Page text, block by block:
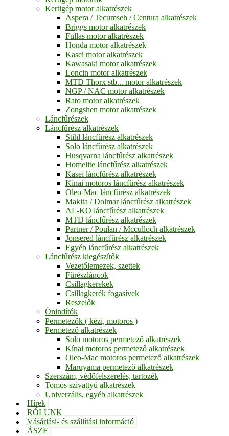
Kertigép motor alkatrészek
Aspera / Tecumseh / Centura alkatrészek
Briggs motor alkatrészek
Fullas motor alkatrészek
Honda motor alkatrészek
Kasei motor alkatrészek
Kawasaki motor alkatrészek
Loncin motor alkatrészek
MTD Thorx stb... motor alkatrészek
NGP / NAC motor alkatrészek
Rato motor alkatrészek
Zongshen motor alkatrészek
Láncfűrészek
Láncfűrész alkatrészek
Stihl láncfűrész alkatrészek
Solo láncfűrész alkatrészek
Husqvarna láncfűrész alkatrészek
Homelite láncfűrész alkatrészek
Kasei láncfűrész alkatrészek
Kinai motoros láncfűrész alkatrészek
Oleo-Mac láncfűrész alkatrészek
Makita / Dolmar láncfűrész alkatrészek
AL-KO láncfűrész alkatrészek
MTD láncfűrész alkatrészek
Partner / Poulan / Mcculloch alkatrészek
Jonsered láncfűrész alkatrészek
Egyéb láncfűrész alkatrészek
Láncfűrész kiegészítők
Vezetőlemezek, szettek
Fűrészláncok
Csillagkerekek
Csillagkerék fogasívek
Reszelők
Önindítók
Permetezők ( kézi, motoros )
Permetező alkatrészek
Solo motoros permetező alkatrészek
Kínai motoros permetező alkatrészek
Oleo-Mac motoros permetező alkatrészek
Maruyama permetező alkatrészek
Szerszám, védőfelszerelés, tartozék
Tomos szivattyú alkatrészek
Univerzális, egyéb alkatrészek
Hírek
RÓLUNK
Vásárlási- és szállítási információ
ÁSZF